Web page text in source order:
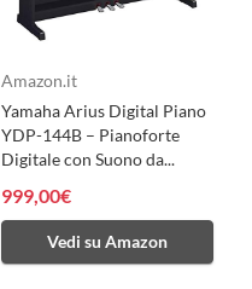
Amazon.it
Yamaha Arius Digital Piano
YDP-144B – Pianoforte
Digitale con Suono da...
999,00€
Vedi su Amazon